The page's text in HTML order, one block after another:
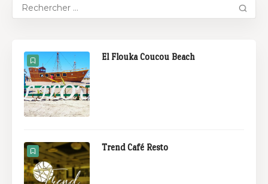
El Flouka Coucou Beach
Trend Café Resto